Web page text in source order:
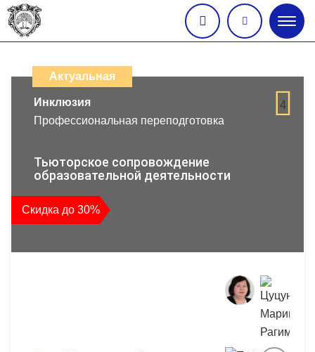
меню
дистанционных
образовательных
повышения
квалификации
и
профессиональной
Актуальная
4
Инклюзия
Профессиональная переподготовка
Тьюторское сопровождение
образовательной деятельности
Скидка до 30%